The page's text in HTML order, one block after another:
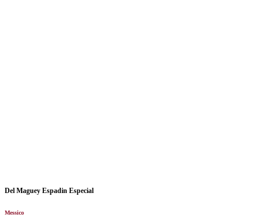
Del Maguey Espadin Especial
Messico